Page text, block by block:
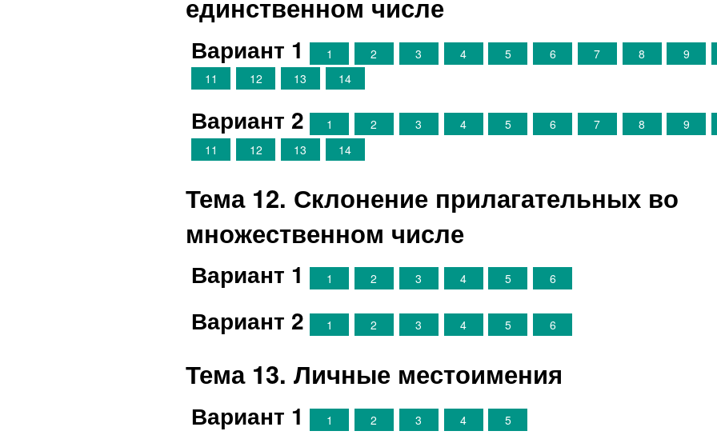
Вариант 1 1 2 3 4 5 6 7 8
9
11
12 13 14
Вариант 2 1 2 3 4 5 6 7 8
9
11
12 13 14
Тема 12. Склонение прилагательных во
множественном числе
Вариант 1 1 2 3 4 5 6
Вариант 2 1 2 3 4 5 6
Тема 13. Личные местоимения
Вариант 1 1 2 3 4 5